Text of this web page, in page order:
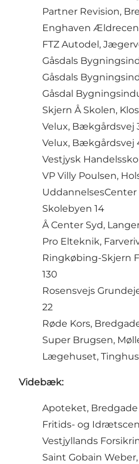
Partner Revision,
Enghaven
FTZ Autodel,
Gåsdals
Gåsdals
Gåsdal
Skjern Å Skolen,
Velux, Bækgårdsvej
Velux, Bækgårdsvej
Vestjysk
VP Villy Poulsen,
Skolebyen 14
Å Center Syd,
Pro Elteknik,
Ringkøbing-Skjern
130
Rosensvejs
22
Røde Kors,
Super Brugsen,
Lægehuset,
Videbæk:
Apoteket, Bredgade
Fritids- og
Vestjyllands
Saint Gobain